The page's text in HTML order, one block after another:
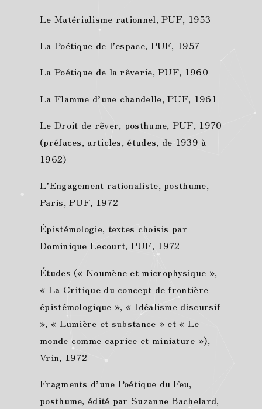
Le Matérialisme rationnel, PUF, 1953
La Poétique de l’espace, PUF, 1957
La Poétique de la rêverie, PUF, 1960
La Flamme d’une chandelle, PUF, 1961
Le Droit de rêver, posthume, PUF, 1970
(préfaces, articles, études, de 1939 à
1962)
L’Engagement rationaliste, posthume,
Paris, PUF, 1972
Épistémologie, textes choisis par
Dominique Lecourt, PUF, 1972
Études (« Noumène et microphysique »,
« La Critique du concept de frontière
épistémologique », « Idéalisme discursif
», « Lumière et substance » et « Le
monde comme caprice et miniature »),
Vrin, 1972
Fragments d’une Poétique du Feu,
posthume, édité par Suzanne Bachelard,